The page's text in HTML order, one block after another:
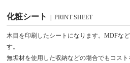
化粧シート | PRINT SHEET
木目を印刷したシートになります。MDFな
す。
無垢材を使用した収納などの場合でもコス